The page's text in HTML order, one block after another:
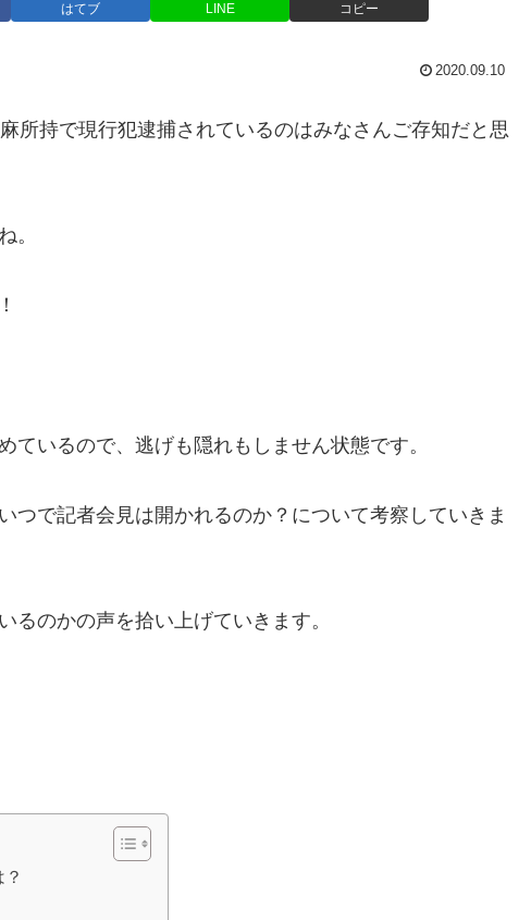
はてブ LINE コピー
2020.09.10
所持で現行犯逮捕されているのはみなさんご存知だと思
。
いるので、逃げも隠れもしません状態です。
つで記者会見は開かれるのか？について考察していきま
るのかの声を拾い上げていきます。